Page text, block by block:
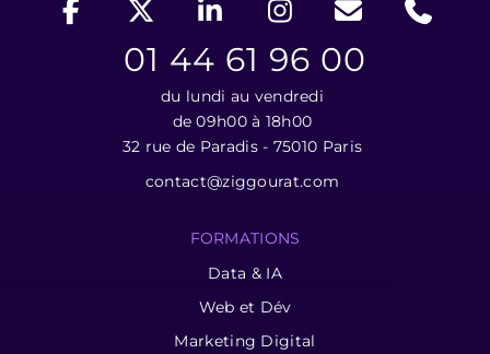
01 44 61 96 00
du lundi au vendredi
de 09h00 à 18h00
32 rue de Paradis - 75010 Paris
contact@ziggourat.com
FORMATIONS
Data & IA
Web et Dév
Marketing Digital